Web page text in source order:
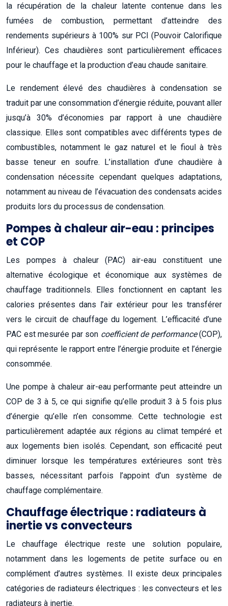
la récupération de la chaleur latente contenue dans les
fumées de combustion, permettant d’atteindre des
rendements supérieurs à 100% sur PCI (Pouvoir Calorifique
Inférieur). Ces chaudières sont particulièrement efficaces
pour le chauffage et la production d’eau chaude sanitaire.
Le rendement élevé des chaudières à condensation se
traduit par une consommation d’énergie réduite, pouvant aller
jusqu’à 30% d’économies par rapport à une chaudière
classique. Elles sont compatibles avec différents types de
combustibles, notamment le gaz naturel et le fioul à très
basse teneur en soufre. L’installation d’une chaudière à
condensation nécessite cependant quelques adaptations,
notamment au niveau de l’évacuation des condensats acides
produits lors du processus de condensation.
Pompes à chaleur air-eau : principes
et COP
Les pompes à chaleur (PAC) air-eau constituent une
alternative écologique et économique aux systèmes de
chauffage traditionnels. Elles fonctionnent en captant les
calories présentes dans l’air extérieur pour les transférer
vers le circuit de chauffage du logement. L’efficacité d’une
PAC est mesurée par son coefficient de performance(COP),
qui représente le rapport entre l’énergie produite et l’énergie
consommée.
Une pompe à chaleur air-eau performante peut atteindre un
COP de 3 à 5, ce qui signifie qu’elle produit 3 à 5 fois plus
d’énergie qu’elle n’en consomme. Cette technologie est
particulièrement adaptée aux régions au climat tempéré et
aux logements bien isolés. Cependant, son efficacité peut
diminuer lorsque les températures extérieures sont très
basses, nécessitant parfois l’appoint d’un système de
chauffage complémentaire.
Chauffage électrique : radiateurs à
inertie vs convecteurs
Le chauffage électrique reste une solution populaire,
notamment dans les logements de petite surface ou en
complément d’autres systèmes. Il existe deux principales
catégories de radiateurs électriques : les convecteurs et les
radiateurs à inertie.